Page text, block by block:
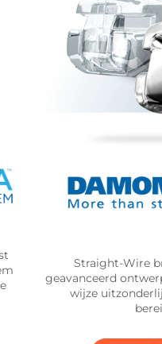
Straight-Wire
geavanceerd
wijze